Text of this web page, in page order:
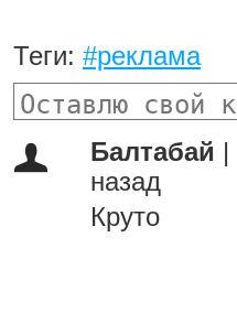
Теги: #реклама
Балтабай
назад
Круто